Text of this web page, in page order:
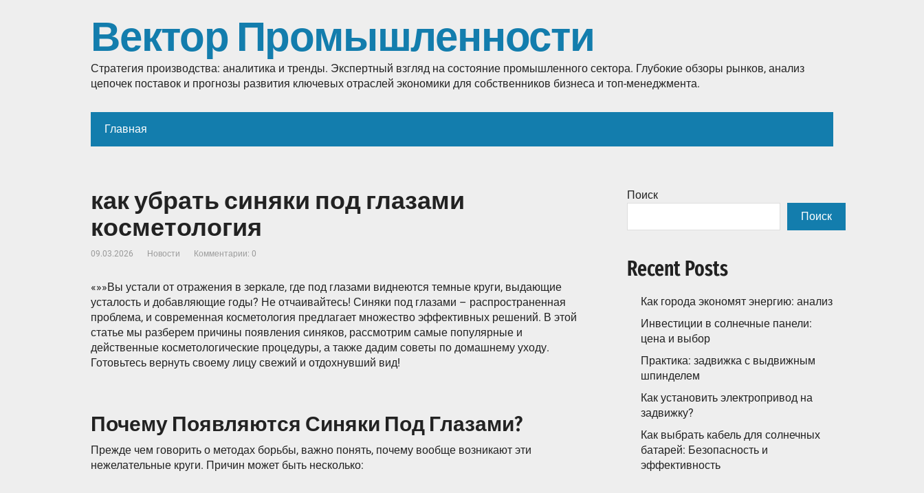
Вектор Промышленности
Стратегия производства: аналитика и тренды. Экспертный взгляд на состояние промышленного сектора. Глубокие обзоры рынков, анализ
цепочек поставок и прогнозы развития ключевых отраслей экономики для собственников бизнеса и топ-менеджмента.
Главная
как убрать синяки под глазами
косметология
09.03.2026 Новости Комментарии: 0
«»»Вы устали от отражения в зеркале, где под глазами виднеются темные круги, выдающие
усталость и добавляющие годы? Не отчаивайтесь! Синяки под глазами – распространенная
проблема, и современная косметология предлагает множество эффективных решений. В этой
статье мы разберем причины появления синяков, рассмотрим самые популярные и
действенные косметологические процедуры, а также дадим советы по домашнему уходу.
Готовьтесь вернуть своему лицу свежий и отдохнувший вид!
Почему Появляются Синяки Под Глазами?
Прежде чем говорить о методах борьбы, важно понять, почему вообще возникают эти
нежелательные круги. Причин может быть несколько:
Поиск
Поиск
Recent Posts
Как города экономят энергию: анализ
Инвестиции в солнечные панели:
цена и выбор
Практика: задвижка с выдвижным
шпинделем
Как установить электропривод на
задвижку?
Как выбрать кабель для солнечных
батарей: Безопасность и
эффективность